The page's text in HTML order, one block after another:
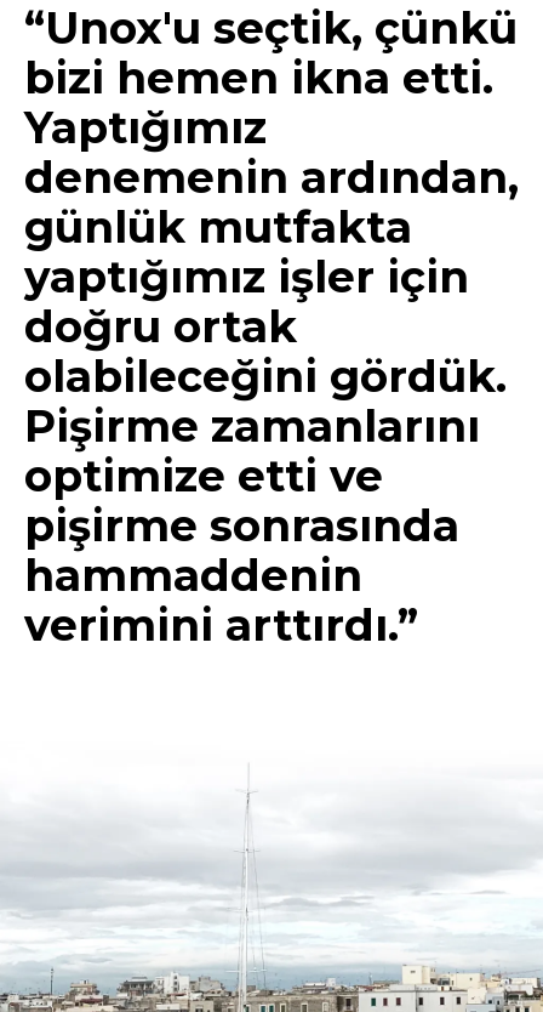
“Unox'u seçtik, çünkü
bizi hemen ikna etti.
Yaptığımız
denemenin ardından,
günlük mutfakta
yaptığımız işler için
doğru ortak
olabileceğini gördük.
Pişirme zamanlarını
optimize etti ve
pişirme sonrasında
hammaddenin
verimini arttırdı.”